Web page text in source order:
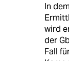
In
wird
der
Fall